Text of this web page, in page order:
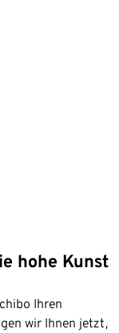
hohe Kunst
Ihren
wir Ihnen jetzt,